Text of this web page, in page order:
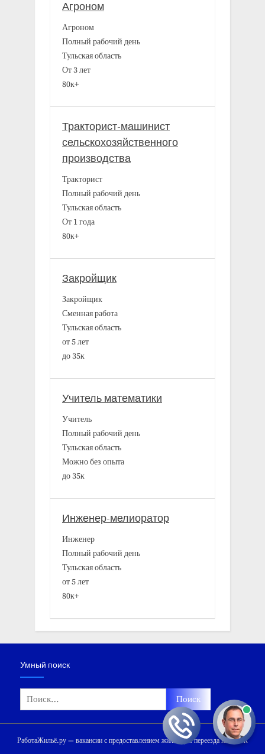
Агроном
Агроном
Полный рабочий день
Тульская область
От 3 лет
80к+
Тракторист-машинист
сельскохозяйственного
производства
Тракторист
Полный рабочий день
Тульская область
От 1 года
80к+
Закройщик
Закройщик
Сменная работа
Тульская область
от 5 лет
до 35к
Учитель математики
Учитель
Полный рабочий день
Тульская область
Можно без опыта
до 35к
Инженер-мелиоратор
Инженер
Полный рабочий день
Тульская область
от 5 лет
80к+
Умный поиск
Найти:
РаботаЖильё.ру — вакансии с предоставлением жилья для переезда на ПМЖ